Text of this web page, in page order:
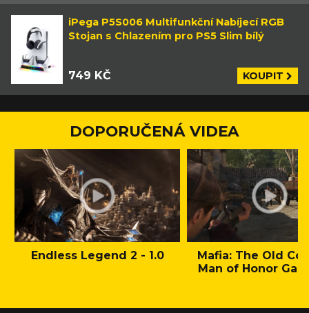
iPega P5S006 Multifunkční Nabíjecí RGB
Stojan s Chlazením pro PS5 Slim bílý
749 KČ KOUPIT
DOPORUČENÁ VIDEA
Endless Legend 2 - 1.0
Mafia: The Old
Man of Honor